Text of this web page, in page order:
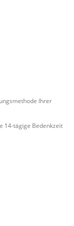
Ihrer
14-tägige Bedenkzeit